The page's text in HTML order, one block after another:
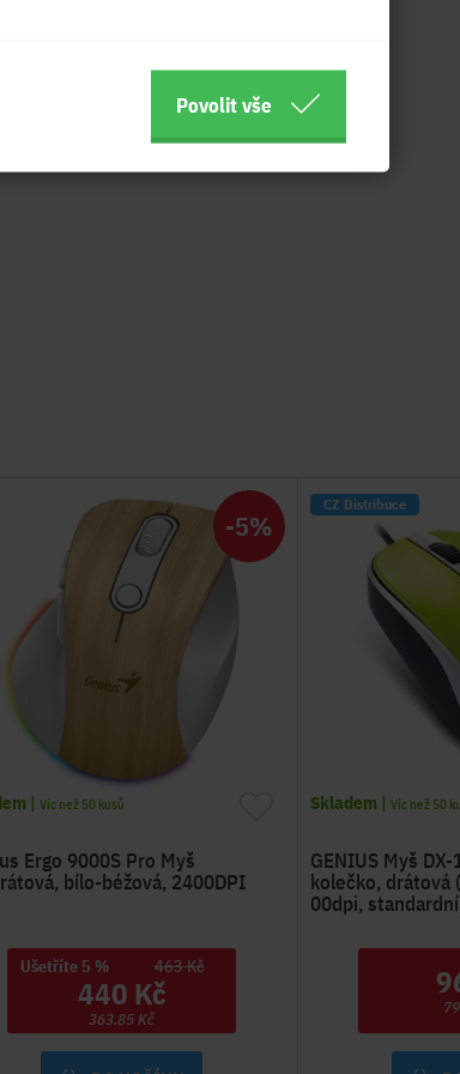
-5%
| Víc než 50 kusů
Ergo 9000S Pro Myš
bílo-béžová, 2400DPI
Ušetříte 5 % 463 Kč
440 Kč
363.85 Kč
CZ Distribuce
Skladem | Víc než 50
GENIUS Myš
kolečko, drátová
00dpi,
Povolit vše